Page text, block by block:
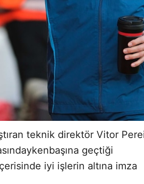
teknik direktör Vitor
geçtiği
iyi işlerin altına imza